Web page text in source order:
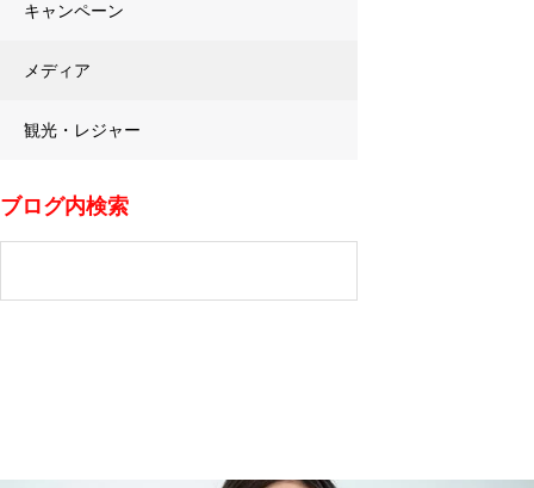
キャンペーン
メディア
観光・レジャー
ブログ内検索